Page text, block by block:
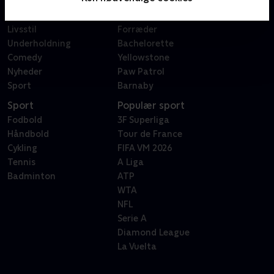
Livsstil
Underholdning
Comedy
Nyheder
Sport
Forræder
Bachelorette
Yellowstone
Paw Patrol
Barnaby
Sport
Fodbold
Håndbold
Cykling
Tennis
Badminton
Populær sport
3F Superliga
Tour de France
FIFA VM 2026
A Liga
ATP
WTA
NFL
Serie A
Diamond League
La Vuelta